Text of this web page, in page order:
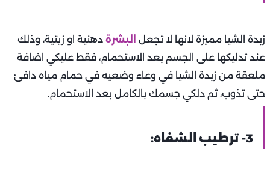
زبدة الشيا مميزة لانها لا تجعل البشرة دهنية او زيتية، وذلك
عند تدليكها على الجسم بعد الاستحمام، فقط عليكي اضافة
ملعقة من زبدة الشيا في وعاء وضعيه في حمام مياه دافئ
حتى تذوب، ثم دلكي جسمك بالكامل بعد الاستحمام.
3- ترطيب الشفاه: